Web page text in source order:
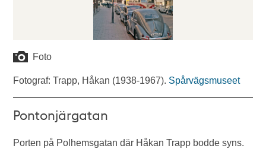
Foto
Fotograf: Trapp, Håkan (1938-1967). Spårvägsmuseet
Pontonjärgatan
Porten på Polhemsgatan där Håkan Trapp bodde syns.